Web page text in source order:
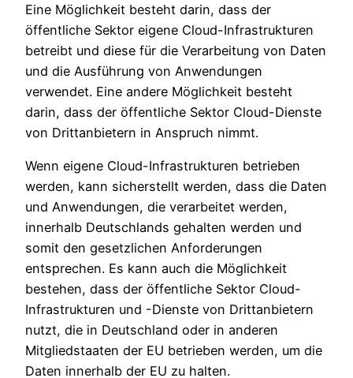
Eine Möglichkeit besteht darin, dass der
öffentliche Sektor eigene Cloud-Infrastrukturen
betreibt und diese für die Verarbeitung von Daten
und die Ausführung von Anwendungen
verwendet. Eine andere Möglichkeit besteht
darin, dass der öffentliche Sektor Cloud-Dienste
von Drittanbietern in Anspruch nimmt.
Wenn eigene Cloud-Infrastrukturen betrieben
werden, kann sicherstellt werden, dass die Daten
und Anwendungen, die verarbeitet werden,
innerhalb Deutschlands gehalten werden und
somit den gesetzlichen Anforderungen
entsprechen. Es kann auch die Möglichkeit
bestehen, dass der öffentliche Sektor Cloud-
Infrastrukturen und -Dienste von Drittanbietern
nutzt, die in Deutschland oder in anderen
Mitgliedstaaten der EU betrieben werden, um die
Daten innerhalb der EU zu halten.